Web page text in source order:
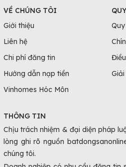
VỀ CHÚNG TÔI
Giới thiệu
Liên hệ
Chi phí đăng tin
Hướng dẫn nạp tiền
Vinhomes Hóc Môn
THÔNG TIN
Chịu trách nhiệm & đại diện pháp
lòng ghi rõ nguồn
chúng tôi.